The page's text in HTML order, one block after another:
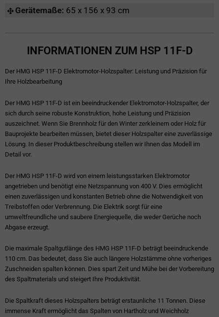
Gerätemaße: 65 x 156 x 93 cm
INFORMATIONEN ZUM HSP 11F-D
Der HMG HSP 11F-D Elektromotor-Holzspalter: Leistung und Präzision für
Ihre Holzbearbeitung
Der HMG HSP 11F-D ist ein beeindruckender Elektromotor-Holzspalter, der
sich durch seine robuste Konstruktion, hohe Leistung und Präzision
auszeichnet. Wenn Sie Brennholz für den Winter zerkleinern oder Holz für
Bauprojekte bearbeiten müssen, bietet dieser Holzspalter eine zuverlässige
Lösung. In dieser Produktbeschreibung stellen wir Ihnen das Modell im
Detail vor.
Der HMG HSP 11F-D wird von einem leistungsstarken Elektromotor
angetrieben und benötigt eine Netzspannung von 400 V. Dies ermöglicht
einen zuverlässigen und konstanten Betrieb ohne die Notwendigkeit von
Treibstoffen oder Verbrennung. Die Elektrik sorgt für eine
umweltfreundliche und saubere Energiequelle, die weder Gerüche noch
Abgase erzeugt.
Die maximale Spaltgutlänge des HMG HSP 11F-D beträgt beeindruckende
110 cm. Das bedeutet, dass Sie auch längere Holzstämme ohne vorheriges
Zuschneiden spalten können. Dies spart Zeit und Mühe bei der Vorbereitung
des Spaltmaterials und steigert Ihre Produktivität.
Die Spaltkraft dieses Holzspalters beträgt erstaunliche 11 Tonnen. Diese
immense Kraft ermöglicht das Spalten von Hartholz und Weichholz